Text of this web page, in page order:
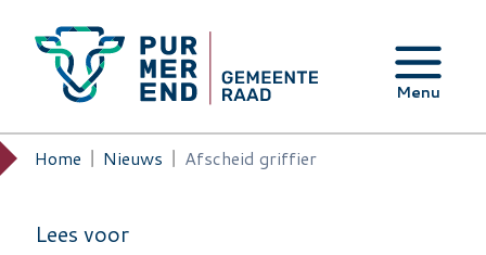
Menu
Kruimelpad
Home Nieuws Afscheid griffier
Lees voor